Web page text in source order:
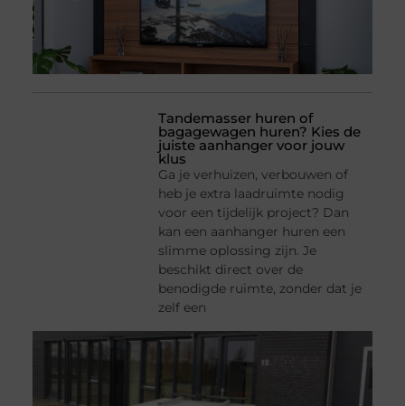
Tandemasser huren of
bagagewagen huren? Kies de
juiste aanhanger voor jouw
klus
Ga je verhuizen, verbouwen of
heb je extra laadruimte nodig
voor een tijdelijk project? Dan
kan een aanhanger huren een
slimme oplossing zijn. Je
beschikt direct over de
benodigde ruimte, zonder dat je
zelf een